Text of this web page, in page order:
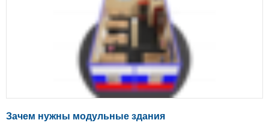
Зачем нужны модульные здания